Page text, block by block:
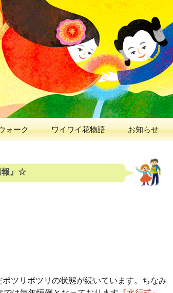
2026
花が出逢う、早春の五ヶ瀬川
ォーク ワイワイ花物語 お知らせ
報』☆
ツリポツリの状態が続いています。ちなみ